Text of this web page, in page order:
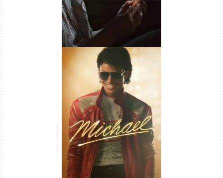
Michael Torrent (2026) WEB-
DL 1080p/4K Dual Áudio